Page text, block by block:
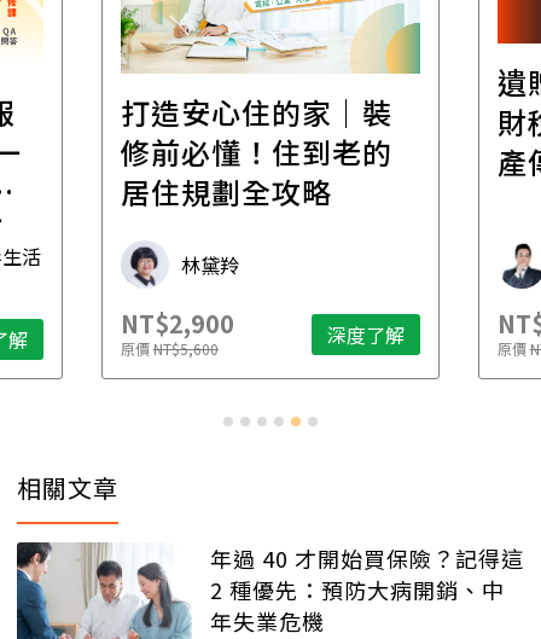
活
解
打造安心住的家｜裝
修前必懂！住到老的
居住規劃全攻略
林黛羚
NT$2,900
原價NT$5,600 深度了解
遺
財
產
原價
相關文章
年過 40 才開始買保險？記得這
2 種優先：預防大病開銷、中
年失業危機